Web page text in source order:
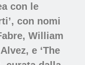
con le
con nomi
William
e ‘The